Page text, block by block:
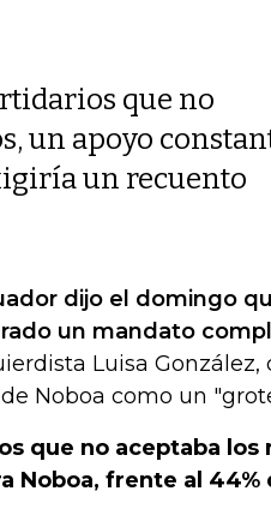
que no
un apoyo
un recuento
dijo el domingo
un mandato
Luisa González,
Noboa como un
que no aceptaba
Noboa, frente al